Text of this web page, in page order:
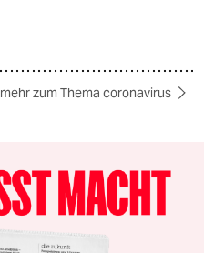
mehr zum Thema coronavirus